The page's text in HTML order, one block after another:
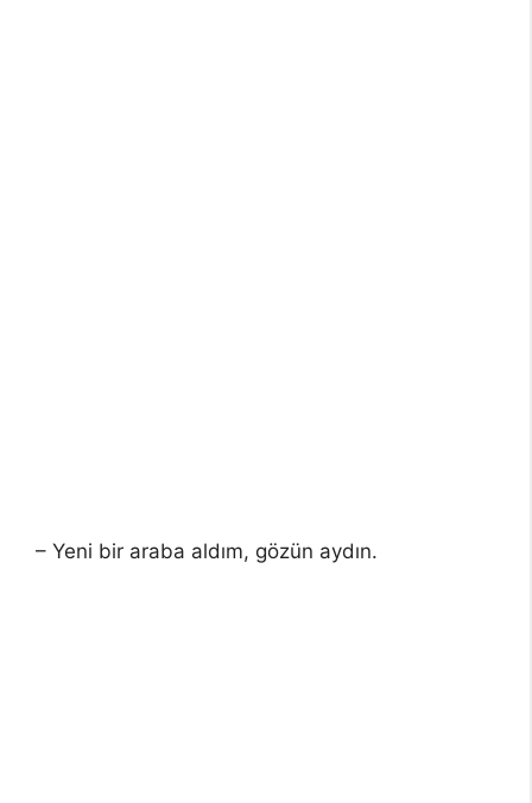
– Yeni bir araba aldım, gözün aydın.